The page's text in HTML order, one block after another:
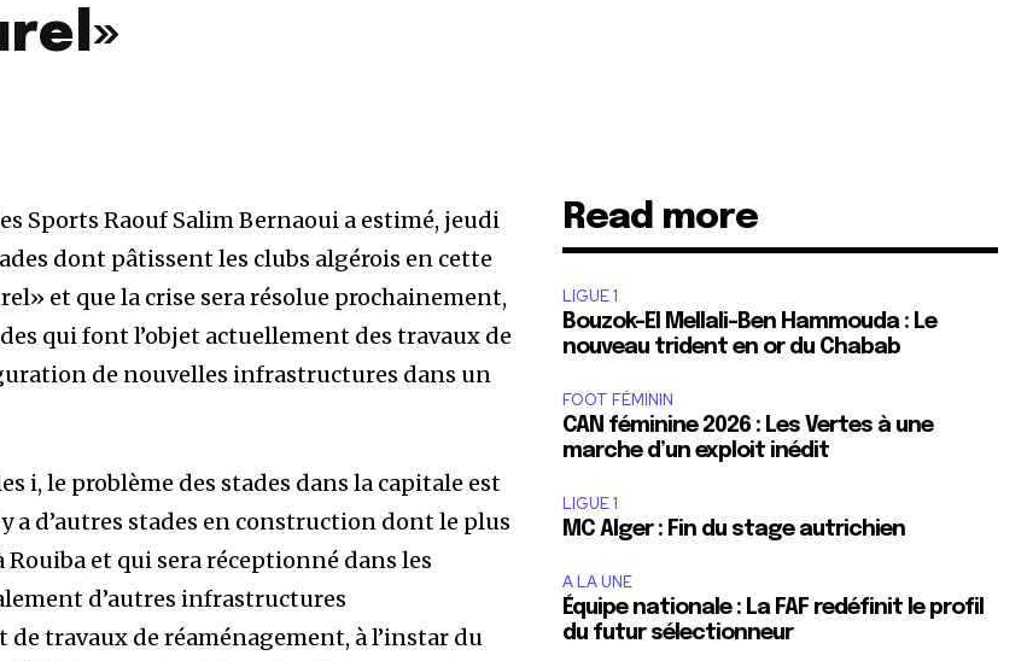
Sports Raouf Salim Bernaoui a estimé, jeudi
dont pâtissent les clubs algérois en cette
et que la crise sera résolue prochainement,
qui font l’objet actuellement des travaux de
de nouvelles infrastructures dans un
i, le problème des stades dans la capitale est
a d’autres stades en construction dont le plus
et qui sera réceptionné dans les
d’autres infrastructures
travaux de réaménagement, à l’instar du
Read more
LIGUE 1
Bouzok-El Mellali-Ben Hammouda : Le
nouveau trident en or du Chabab
FOOT FÉMININ
CAN féminine 2026 : Les Vertes à une
marche d’un exploit inédit
LIGUE 1
MC Alger : Fin du stage autrichien
A LA UNE
Équipe nationale : La FAF redéfinit le profil
du futur sélectionneur